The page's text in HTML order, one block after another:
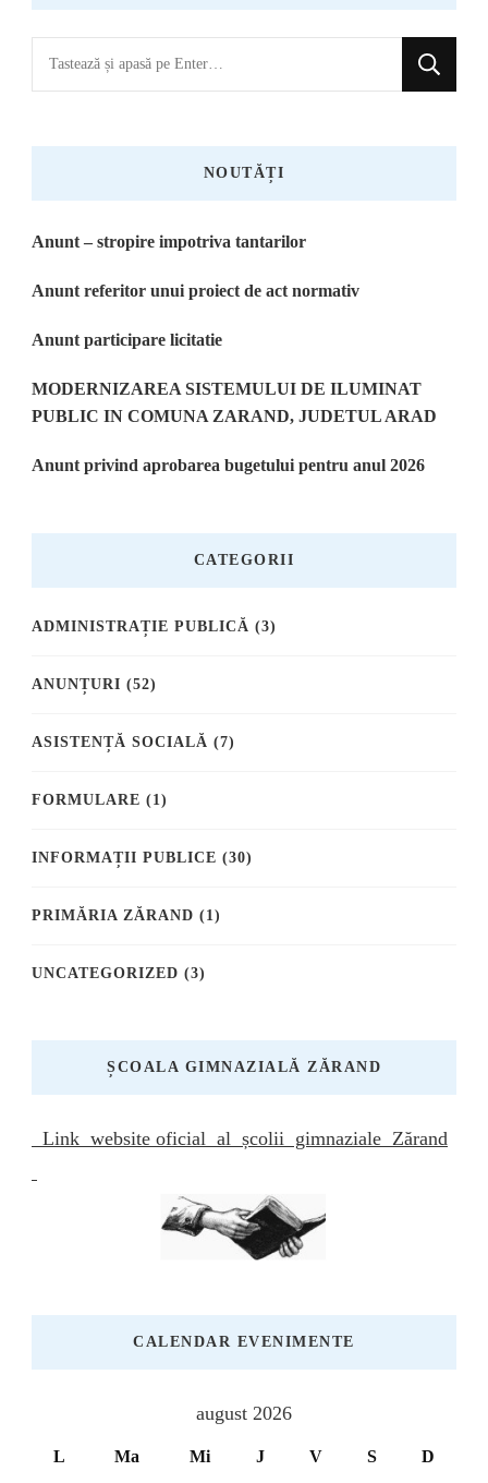
Cauți
ceva?
NOUTĂȚI
Anunt – stropire impotriva tantarilor
Anunt referitor unui proiect de act normativ
Anunt participare licitatie
MODERNIZAREA SISTEMULUI DE ILUMINAT
PUBLIC IN COMUNA ZARAND, JUDETUL ARAD
Anunt privind aprobarea bugetului pentru anul 2026
CATEGORII
ADMINISTRAȚIE PUBLICĂ (3)
ANUNȚURI (52)
ASISTENȚĂ SOCIALĂ (7)
FORMULARE (1)
INFORMAȚII PUBLICE (30)
PRIMĂRIA ZĂRAND (1)
UNCATEGORIZED (3)
ȘCOALA GIMNAZIALĂ ZĂRAND
Link website oficial al școlii gimnaziale Zărand
CALENDAR EVENIMENTE
august 2026
L Ma Mi J V S D